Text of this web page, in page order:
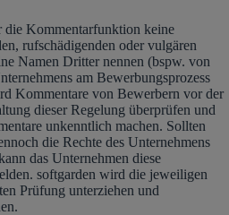
Kommentarfunktion keine
rufschädigenden oder vulgären
Namen Dritter nennen (bspw. von
am Bewerbungsprozess
Kommentare von Bewerbern vor der
dieser Regelung überprüfen und
unkenntlich machen. Sollten
die Rechte des Unternehmens
das Unternehmen diese
softgarden wird die jeweiligen
Prüfung unterziehen und